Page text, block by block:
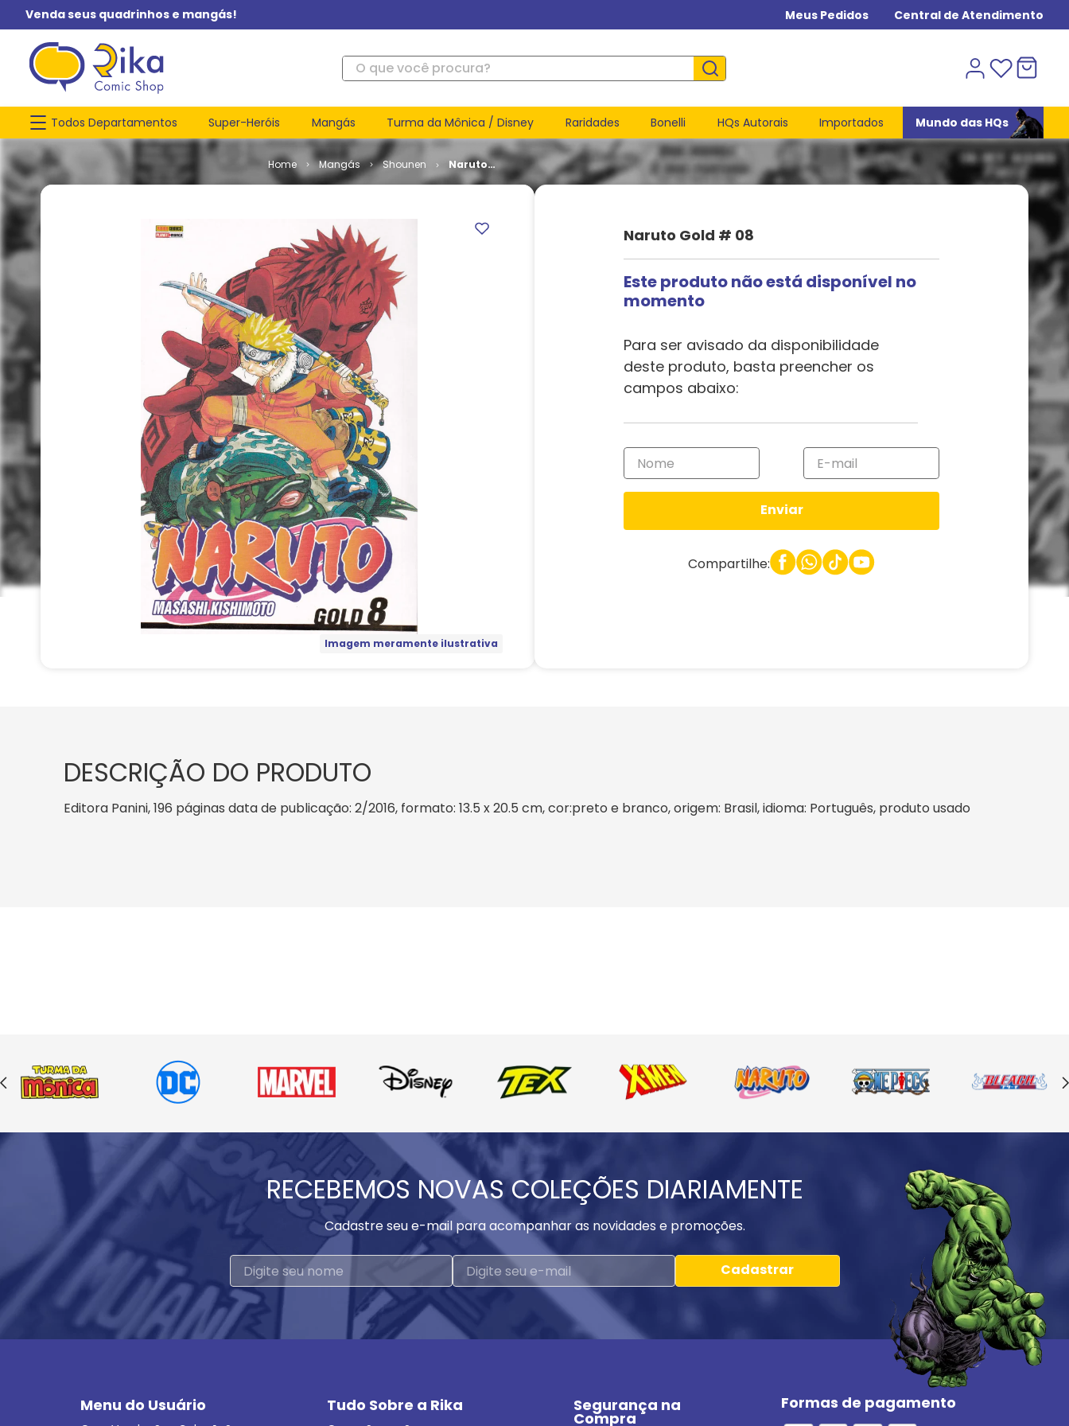
Venda seus quadrinhos e mangás! Meus Pedidos Central de Atendimento
O que você procura?
Todos Departamentos Super-Heróis Mangás Turma da Mônica / Disney Raridades Bonelli HQs Autorais Importados Mundo das HQs
Mangás Shounen
Naruto
Gold # 08
Imagem meramente ilustrativa
Naruto Gold # 08
Este produto não está disponível no
momento
Para ser avisado da disponibilidade
deste produto, basta preencher os
campos abaixo:
Enviar
Compartilhe:
DESCRIÇÃO DO PRODUTO
Editora Panini, 196 páginas data de publicação: 2/2016, formato: 13.5 x 20.5 cm, cor:preto e branco, origem: Brasil, idioma: Português, produto usado
RECEBEMOS NOVAS COLEÇÕES DIARIAMENTE
Cadastre seu e-mail para acompanhar as novidades e promoções.
Cadastrar
Menu do Usuário Tudo Sobre a Rika Segurança na
Compra
Formas de pagamento